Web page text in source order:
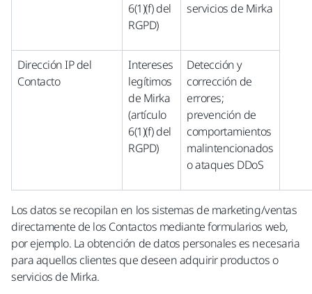
6(1)(f) del
RGPD)
servicios de Mirka
Dirección IP del
Contacto
Intereses
legítimos
de Mirka
(artículo
6(1)(f) del
RGPD)
Detección y
corrección de
errores;
prevención de
comportamientos
malintencionados
o ataques DDoS
Los datos se recopilan en los sistemas de marketing/ventas
directamente de los Contactos mediante formularios web,
por ejemplo. La obtención de datos personales es necesaria
para aquellos clientes que deseen adquirir productos o
servicios de Mirka.